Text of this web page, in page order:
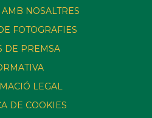
NOSALTRES
FOTOGRAFIES
DE PREMSA
LEGAL
DE COOKIES